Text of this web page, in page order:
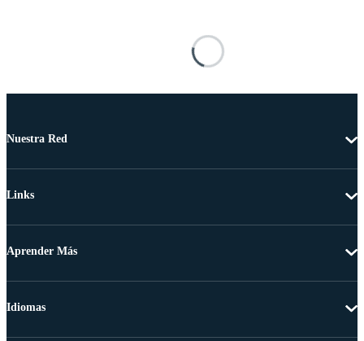
Nuestra Red
Links
Aprender Más
Idiomas